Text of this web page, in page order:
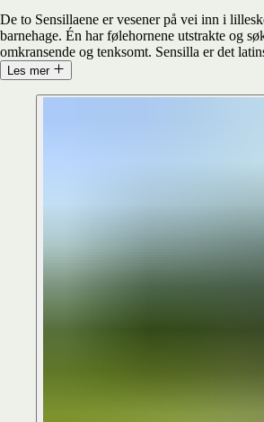
De to Sensillaene er vesener på vei inn i
barnehage. Én har følehornene utstrakte og
omkransende og tenksomt. Sensilla er det
Les mer